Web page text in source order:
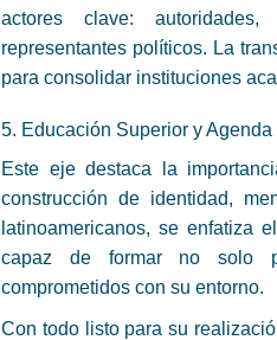
actores clave: autoridades,
representantes políticos. La
para consolidar instituciones
5. Educación Superior y Agenda
Este eje destaca la
construcción de identidad,
latinoamericanos, se enfatiza
capaz de formar no solo
comprometidos con su entorno.
Con todo listo para su